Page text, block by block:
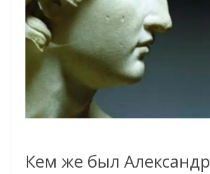
Кем же был Александр